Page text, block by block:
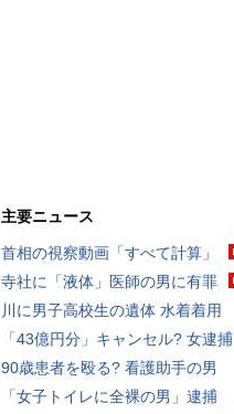
主要ニュース
首相の視察動画「すべて計算」
寺社に「液体」医師の男に有罪
川に男子高校生の遺体 水着着用
「43億円分」キャンセル? 女逮捕
90歳患者を殴る? 看護助手の男
「女子トイレに全裸の男」逮捕